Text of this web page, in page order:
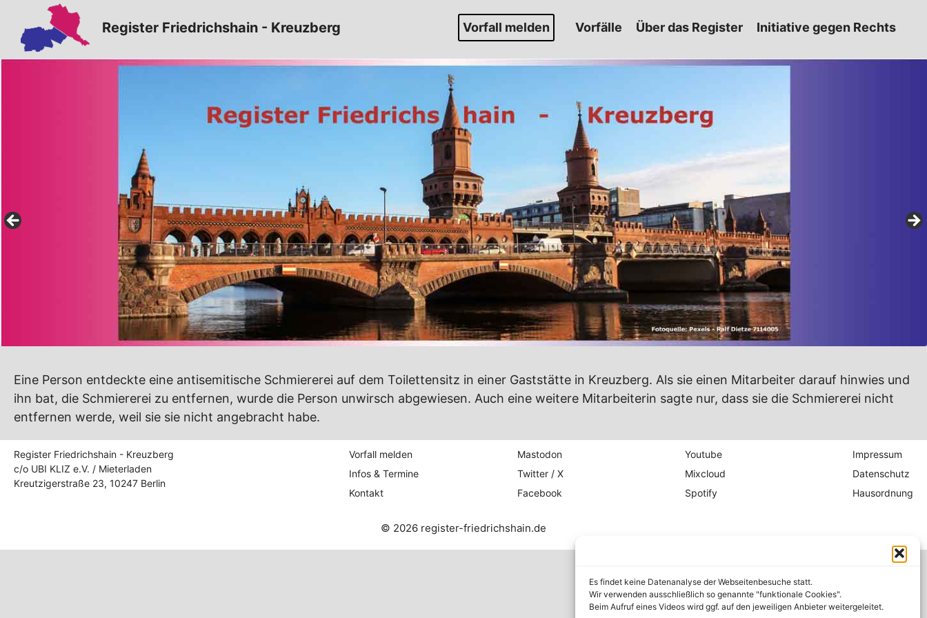
Es findet keine Datenanalyse der Webseitenbesuche statt.
Wir verwenden ausschließlich so genannte "funktionale Cookies".
Beim Aufruf eines Videos wird ggf. auf den jeweiligen Anbieter weitergeleitet.
Inhalt
springen
Register Friedrichshain - Kreuzberg Vorfall melden Vorfälle Über das Register Initiative gegen Rechts
Eine Person entdeckte eine antisemitische Schmiererei auf dem Toilettensitz in einer Gaststätte in Kreuzberg. Als sie einen Mitarbeiter darauf hinwies und
ihn bat, die Schmiererei zu entfernen, wurde die Person unwirsch abgewiesen. Auch eine weitere Mitarbeiterin sagte nur, dass sie die Schmiererei nicht
entfernen werde, weil sie sie nicht angebracht habe.
Register Friedrichshain - Kreuzberg
c/o UBI KLIZ e.V. / Mieterladen
Kreutzigerstraße 23, 10247 Berlin
Vorfall melden
Infos & Termine
Kontakt
Mastodon
Twitter / X
Facebook
Youtube
Mixcloud
Spotify
Impressum
Datenschutz
Hausordnung
© 2026 register-friedrichshain.de